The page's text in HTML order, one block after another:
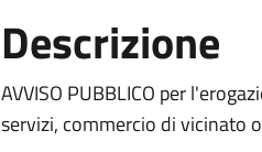
Descrizione
AVVISO PUBBLICO per
servizi, commercio di vicinato